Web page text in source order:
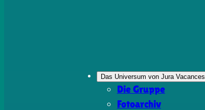
Das Universum von Jura Vacances
Die Gruppe
Fotoarchiv